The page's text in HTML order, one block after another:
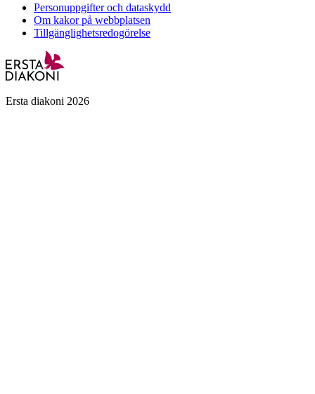
Personuppgifter och dataskydd
Om kakor på webbplatsen
Tillgänglighetsredogörelse
Ersta diakoni 2026